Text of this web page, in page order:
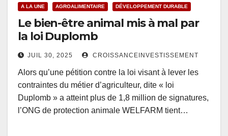
A LA UNE AGROALIMENTAIRE DÉVELOPPEMENT DURABLE
Le bien-être animal mis à mal par
la loi Duplomb
JUIL 30, 2025 CROISSANCEINVESTISSEMENT
Alors qu’une pétition contre la loi visant à lever les
contraintes du métier d’agriculteur, dite « loi
Duplomb » a atteint plus de 1,8 million de signatures,
l’ONG de protection animale WELFARM tient…